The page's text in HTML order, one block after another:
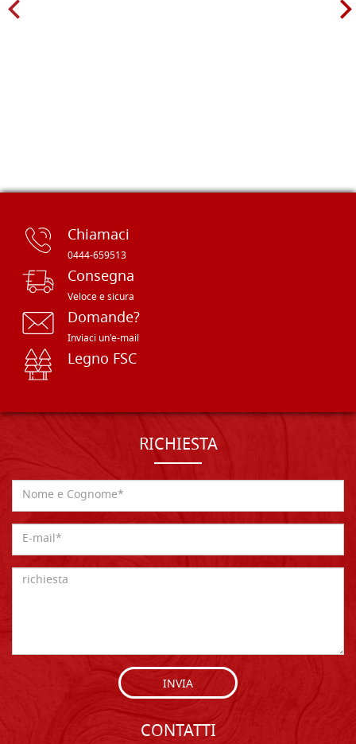
Chiamaci
0444-659513
Consegna
Veloce e sicura
Domande?
Inviaci un'e-mail
Legno FSC
RICHIESTA
INVIA
CONTATTI